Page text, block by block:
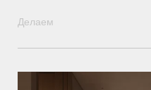
Делаем